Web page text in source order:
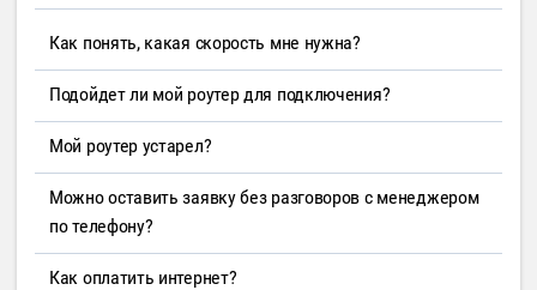
Как понять, какая скорость мне нужна?
Подойдет ли мой роутер для подключения?
Мой роутер устарел?
Можно оставить заявку без разговоров с менеджером
по телефону?
Как оплатить интернет?